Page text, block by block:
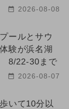
2026-08-08
ールとサウ
験が浜名湖
8/22-30まで
2026-08-07
いて10分以